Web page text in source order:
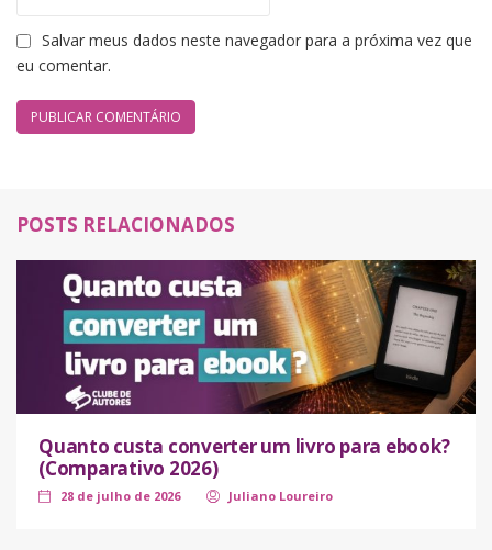
Salvar meus dados neste navegador para a próxima vez que
eu comentar.
POSTS RELACIONADOS
Quanto custa converter um livro para ebook?
(Comparativo 2026)
28 de julho de 2026 Juliano Loureiro